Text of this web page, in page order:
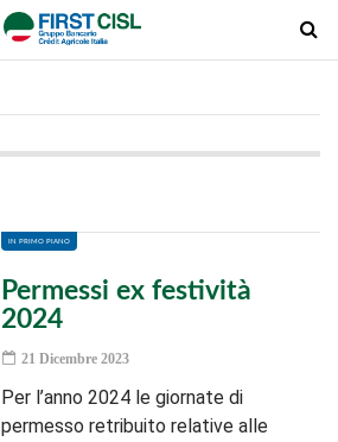
IN PRIMO PIANO
Permessi ex festività
2024
21 Dicembre 2023
Per l’anno 2024 le giornate di
permesso retribuito relative alle